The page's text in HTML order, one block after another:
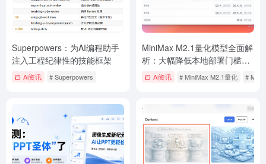
Superpowers：为AI编程助手
注入工程纪律性的技能框架
Ai资讯 # Superpowers
MiniMax M2.1量化模型全面解
析：大幅降低本地部署门槛，
多平台方案助力开发者
Ai资讯 # MiniMax M2.1量化 #